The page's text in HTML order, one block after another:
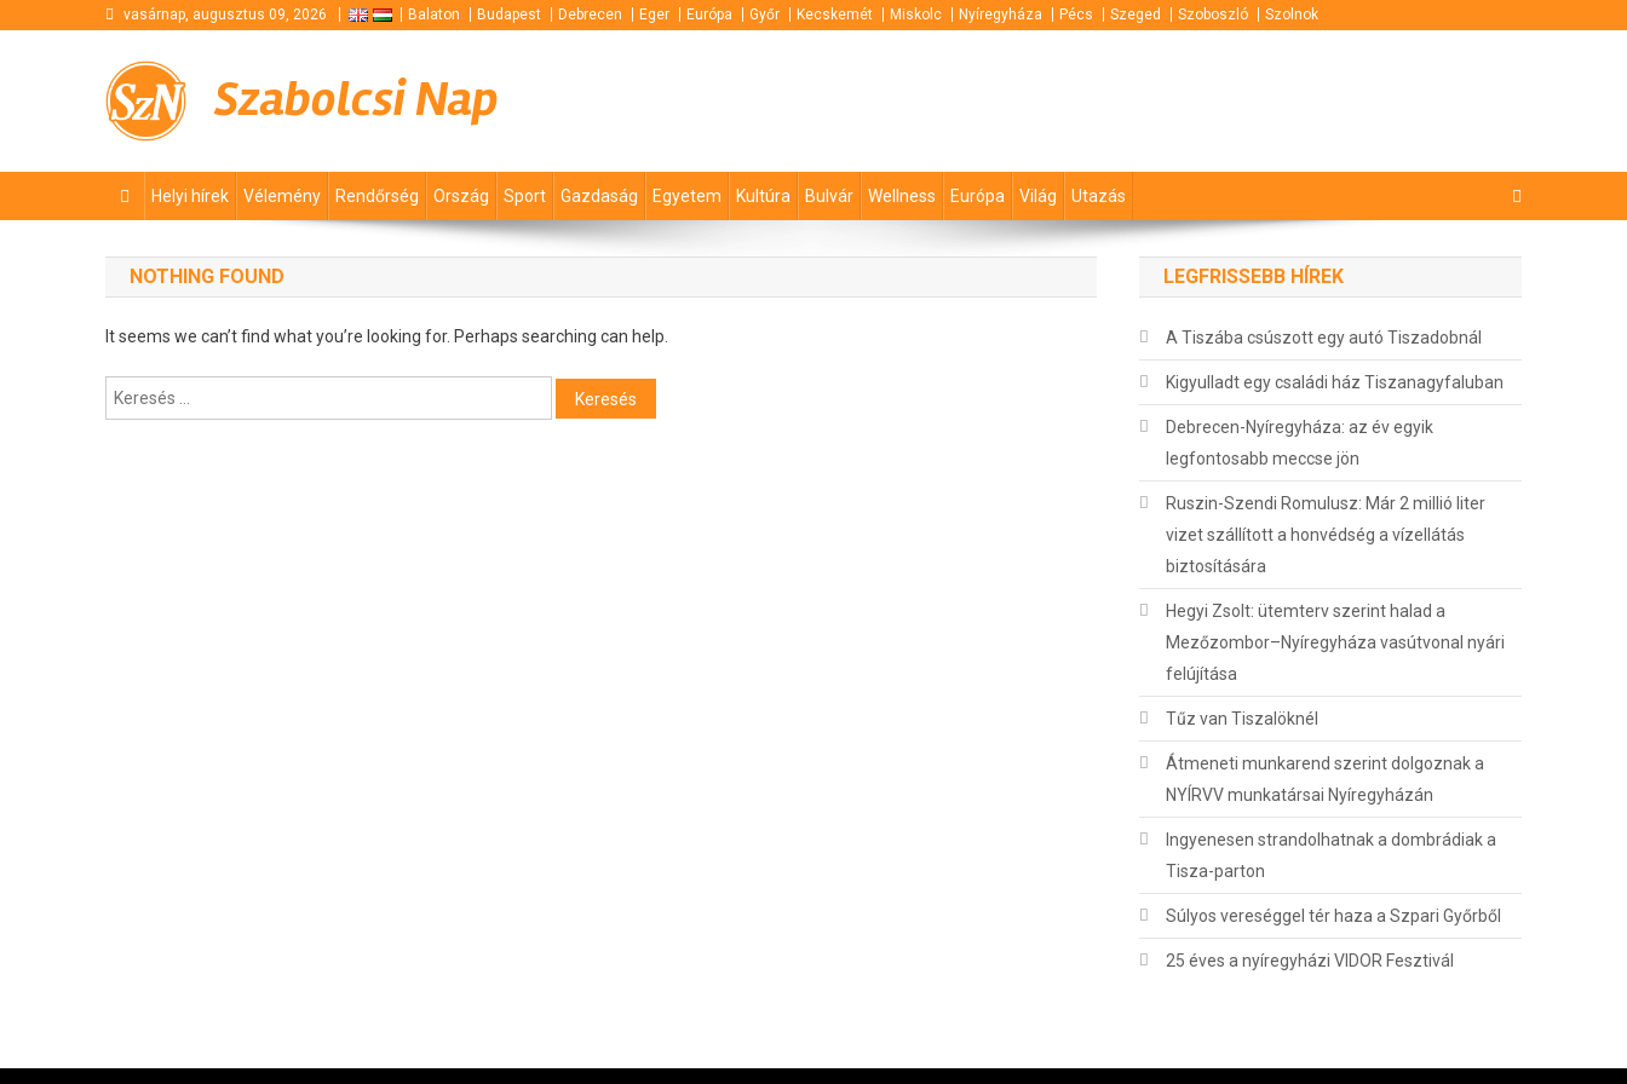
vasárnap, augusztus 09, 2026 Balaton Budapest Debrecen Eger Európa Győr Kecskemét Miskolc Nyíregyháza Pécs Szeged Szoboszló Szolnok
Szabolcsi Nap
Helyi hírek Vélemény Rendőrség Ország Sport Gazdaság Egyetem Kultúra Bulvár Wellness Európa Világ Utazás
NOTHING FOUND
It seems we can’t find what you’re looking for. Perhaps searching can help.
Keresés:
LEGFRISSEBB HÍREK
A Tiszába csúszott egy autó Tiszadobnál
Kigyulladt egy családi ház Tiszanagyfaluban
Debrecen-Nyíregyháza: az év egyik
legfontosabb meccse jön
Ruszin-Szendi Romulusz: Már 2 millió liter
vizet szállított a honvédség a vízellátás
biztosítására
Hegyi Zsolt: ütemterv szerint halad a
Mezőzombor–Nyíregyháza vasútvonal nyári
felújítása
Tűz van Tiszalöknél
Átmeneti munkarend szerint dolgoznak a
NYÍRVV munkatársai Nyíregyházán
Ingyenesen strandolhatnak a dombrádiak a
Tisza-parton
Súlyos vereséggel tér haza a Szpari Győrből
25 éves a nyíregyházi VIDOR Fesztivál